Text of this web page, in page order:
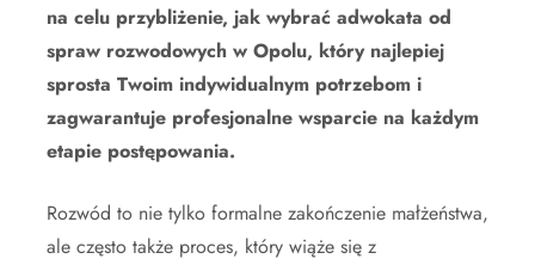
na celu przybliżenie, jak wybrać adwokata od
spraw rozwodowych w Opolu, który najlepiej
sprosta Twoim indywidualnym potrzebom i
zagwarantuje profesjonalne wsparcie na każdym
etapie postępowania.
Rozwód to nie tylko formalne zakończenie małżeństwa,
ale często także proces, który wiąże się z